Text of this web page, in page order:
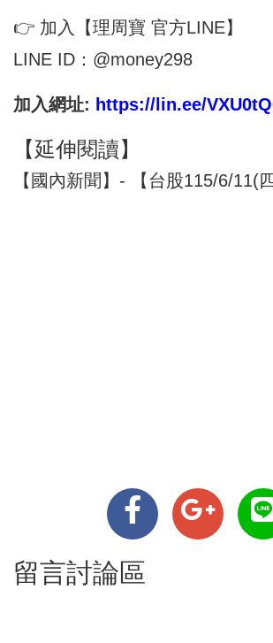
👉 加入【理周寶 官方LINE】
LINE ID：@money298
加入網址: https://lin.ee/
【延伸閱讀】
【國內新聞】- 【台股115/6/11(
留言討論區